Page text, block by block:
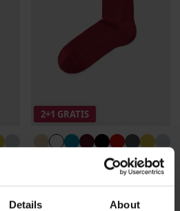
Details About
2+1 GRATIS
Ženske čarape Basic Color
kratke
5,29 €
2+1 GRATIS